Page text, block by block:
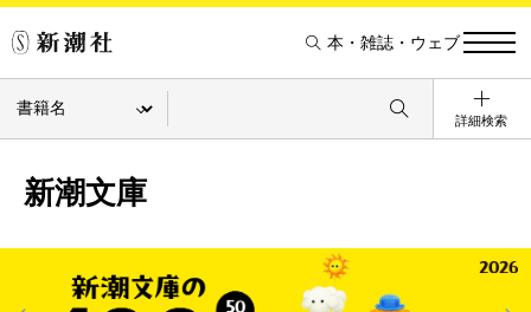
本・雑誌・ウェブ
詳細検索
新潮文庫